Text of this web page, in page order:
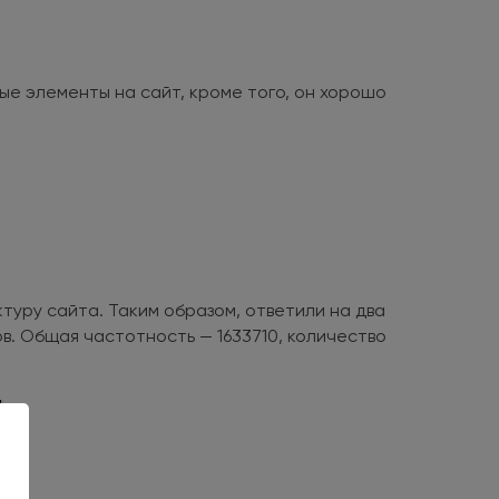
элементы на сайт, кроме того, он хорошо
сайта. Таким образом, ответили на два
Общая частотность — 1633710, количество